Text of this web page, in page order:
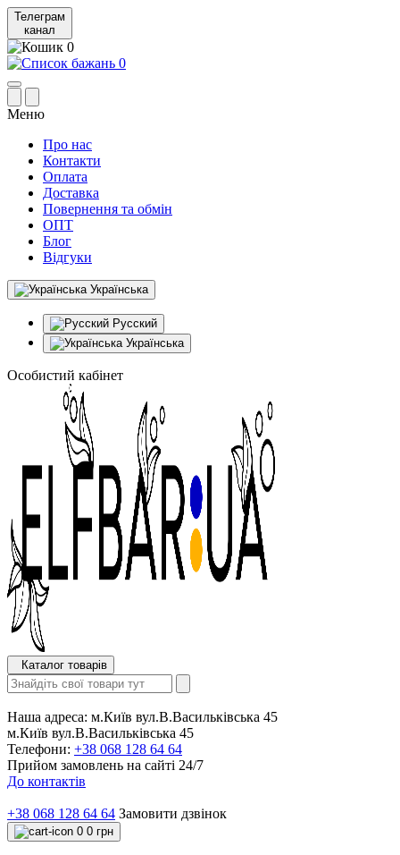
Телеграм
канал
0
0
Меню
Про нас
Контакти
Оплата
Доставка
Повернення та обмін
ОПТ
Блог
Відгуки
Українська
Русский
Українська
Особистий кабінет
Каталог товарів
Наша адреса: м.Київ вул.В.Васильківська 45
м.Київ вул.В.Васильківська 45
Телефони: +38 068 128 64 64
Прийом замовлень на сайті 24/7
До контактів
+38 068 128 64 64 Замовити дзвінок
0 0 грн